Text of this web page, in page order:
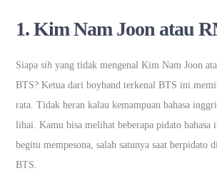
1. Kim Nam Joon atau
Siapasihyang tidak mengenal Kim Nam Joon
BTS? Ketua dari boyband terkenal BTS ini
rata. Tidak heran kalau kemampuan bahasa
lihai. Kamu bisa melihat beberapa pidato bahasa
begitu mempesona, salah satunya saat berpidato
BTS.